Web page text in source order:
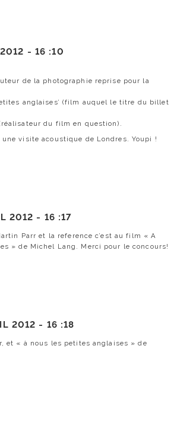
- 16 :10
de la photographie reprise pour la
anglaises’ (film auquel le titre du billet
du film en question).
visite acoustique de Londres. Youpi !
2012 - 16 :17
Parr et la reference c’est au film « A
» de Michel Lang. Merci pour le concours!
2012 - 16 :18
et « à nous les petites anglaises » de